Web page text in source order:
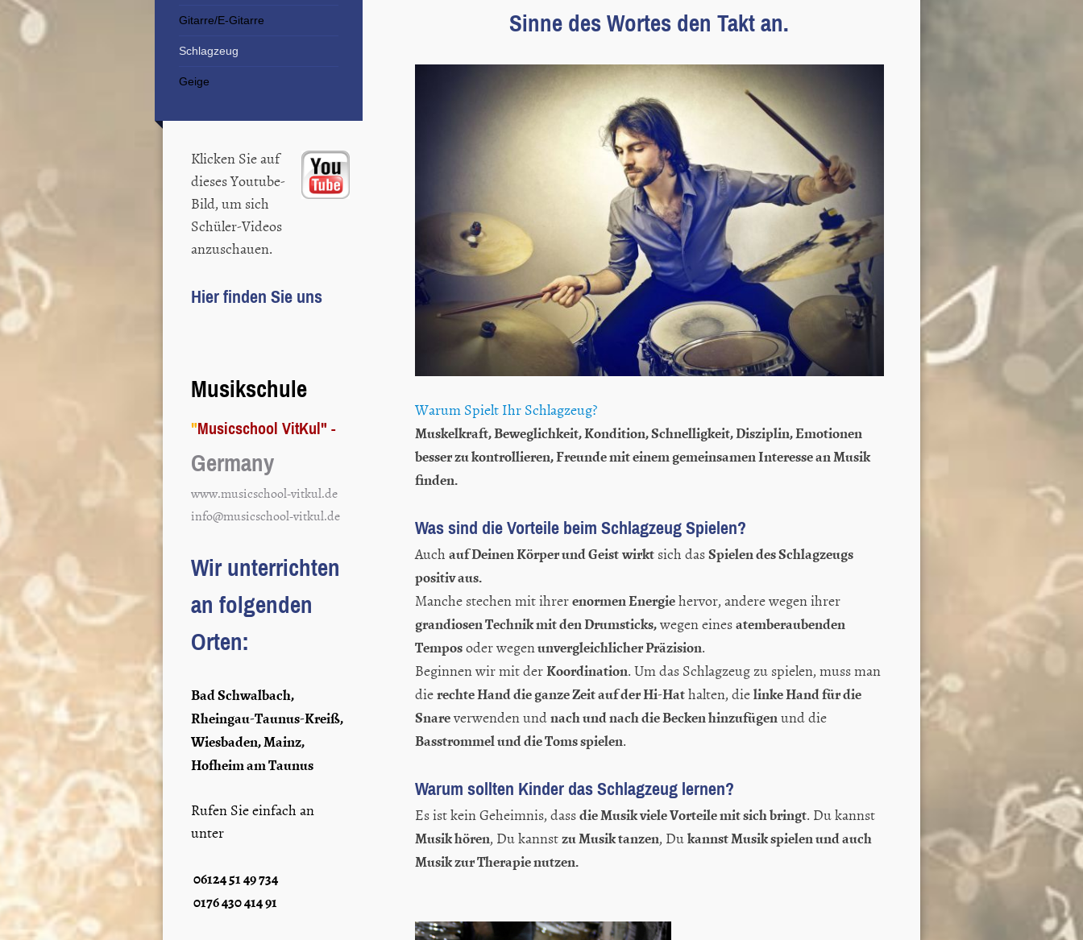
Sinne des Wortes den Takt an.
Warum Spielt Ihr Schlagzeug?
Muskelkraft, Beweglichkeit, Kondition, Schnelligkeit, Disziplin, Emotionen
besser zu kontrollieren, Freunde mit einem gemeinsamen Interesse an Musik
finden.
Was sind die Vorteile beim Schlagzeug Spielen?
Auchauf Deinen Körper und Geistwirktsich dasSpielen des Schlagzeugs
positiv aus.
Manche stechen mit ihrerenormen Energiehervor, andere wegen ihrer
grandiosen Technik mit den Drumsticks,wegen einesatemberaubenden
Temposoder wegenunvergleichlicher Präzision.
Beginnen wir mit derKoordination. Um das Schlagzeug zu spielen, muss man
dierechte Hand die ganze Zeit auf der Hi-Hathalten, dielinke Hand für die
Snareverwenden undnach und nach die Becken hinzufügenund die
Basstrommel und die Toms spielen.
Warum sollten Kinder das Schlagzeug lernen?
Es ist kein Geheimnis, dassdie Musik viele Vorteile mit sich bringt. Du kannst
Musik hören, Du kannstzu Musik tanzen, Dukannst Musik spielen und auch
Musik zur Therapie nutzen.
Gitarre/E-Gitarre
Schlagzeug
Geige
Klicken Sie auf
dieses Youtube-
Bild, um sich
Schüler-Videos
anzuschauen.
Hier finden Sie uns
Musikschule
"Musicschool VitKul" -
Germany
www.musicschool-vitkul.de
info@musicschool-vitkul.de
Wir unterrichten
an folgenden
Orten:
Bad Schwalbach,
Rheingau-Taunus-Kreiß,
Wiesbaden, Mainz,
Hofheim am Taunus
Rufen Sie einfach an
unter
06124 51 49 734
0176 430 414 91